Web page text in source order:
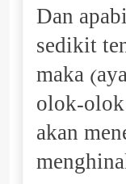
Dan
sedikit
maka
olok-
akan